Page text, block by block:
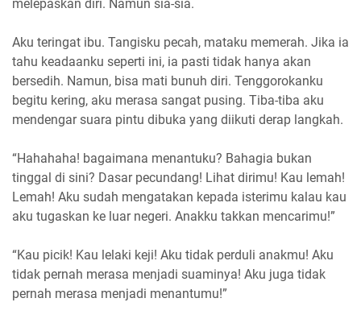
melepaskan diri. Namun sia-sia.
Aku teringat ibu. Tangisku pecah, mataku memerah. Jika ia
tahu keadaanku seperti ini, ia pasti tidak hanya akan
bersedih. Namun, bisa mati bunuh diri. Tenggorokanku
begitu kering, aku merasa sangat pusing. Tiba-tiba aku
mendengar suara pintu dibuka yang diikuti derap langkah.
“Hahahaha! bagaimana menantuku? Bahagia bukan
tinggal di sini? Dasar pecundang! Lihat dirimu! Kau lemah!
Lemah! Aku sudah mengatakan kepada isterimu kalau kau
aku tugaskan ke luar negeri. Anakku takkan mencarimu!”
“Kau picik! Kau lelaki keji! Aku tidak perduli anakmu! Aku
tidak pernah merasa menjadi suaminya! Aku juga tidak
pernah merasa menjadi menantumu!”